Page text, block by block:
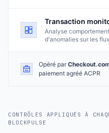
Transaction
Analyse
d'anomalies sur les flux
Opéré par
paiement agréé ACPR
CONTRÔLES APPLIQUÉS À
BLOCKPULSE